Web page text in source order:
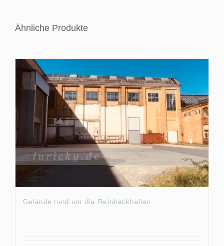
Ähnliche Produkte
Gelände rund um die Reinbeckhallen